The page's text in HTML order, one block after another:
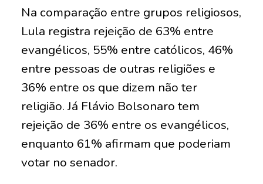
Na comparação entre grupos religiosos,
Lula registra rejeição de 63% entre
evangélicos, 55% entre católicos, 46%
entre pessoas de outras religiões e
36% entre os que dizem não ter
religião. Já Flávio Bolsonaro tem
rejeição de 36% entre os evangélicos,
enquanto 61% afirmam que poderiam
votar no senador.